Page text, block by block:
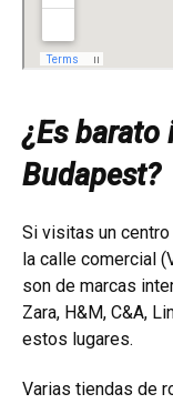
¿Es barato
Budapest?
Si visitas un
la calle comercial
son de marcas
Zara, H&M, C&A,
estos lugares.
Varias tiendas de